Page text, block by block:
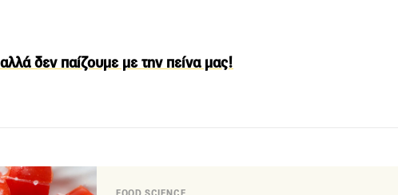
δεν παίζουμε με την πείνα μας!